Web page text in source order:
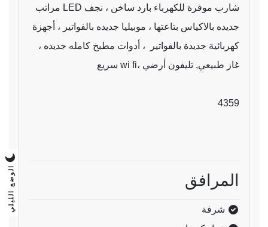
الوضع الليلي
شارب موفرة للكهرباء بارد ساخن ، نجف LED مراتب
جديده بالاكياس بتاعتها ، موبيليا جديده بالفواتير ، أجهزة
كهربائية جديدة بالفواتير ، أدوات مطبخ كامله جديده ،
غاز طبيعي, تليفون أرضي ،wi fi سريع
4359
المرافق
شرفة